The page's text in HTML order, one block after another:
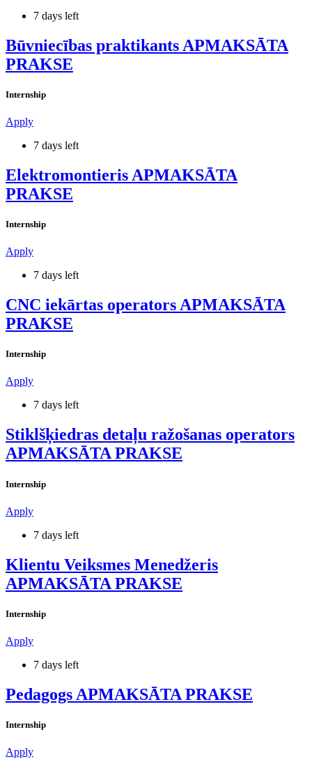
7 days left
Būvniecības praktikants APMAKSĀTA
PRAKSE
Internship
Apply
7 days left
Elektromontieris APMAKSĀTA
PRAKSE
Internship
Apply
7 days left
CNC iekārtas operators APMAKSĀTA
PRAKSE
Internship
Apply
7 days left
Stiklšķiedras detaļu ražošanas operators
APMAKSĀTA PRAKSE
Internship
Apply
7 days left
Klientu Veiksmes Menedžeris
APMAKSĀTA PRAKSE
Internship
Apply
7 days left
Pedagogs APMAKSĀTA PRAKSE
Internship
Apply